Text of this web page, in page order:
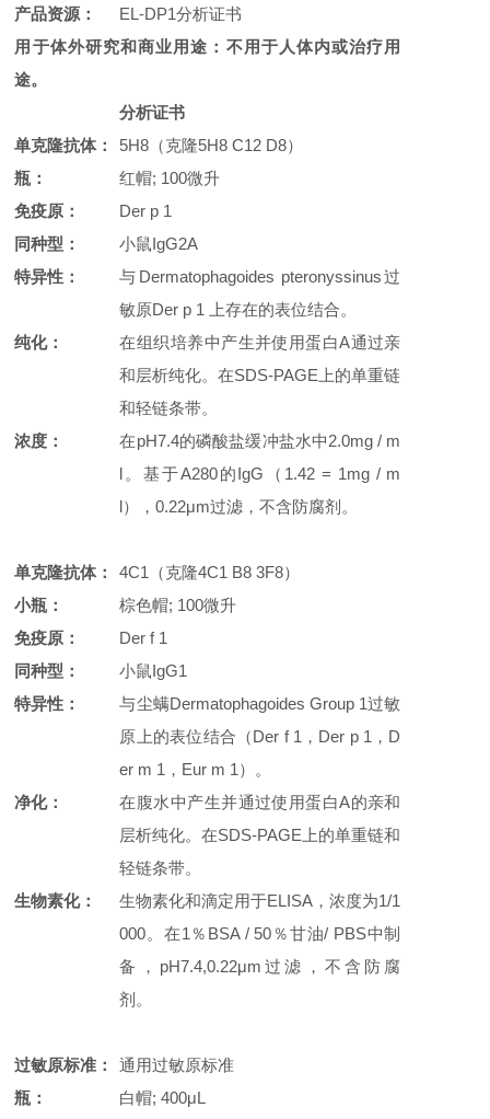
产品资源：
EL-DP1分析证书
用于体外研究和商业用途：不用于人体内或治疗用
途。
分析证书
单克隆抗体：
5H8（克隆5H8 C12 D8）
瓶：
红帽; 100微升
免疫原：
Der p 1
同种型：
小鼠IgG2A
特异性：
与Dermatophagoides pteronyssinus过
敏原Der p 1 上存在的表位结合。
纯化：
在组织培养中产生并使用蛋白A通过亲
和层析纯化。在SDS-PAGE上的单重链
和轻链条带。
浓度：
在pH7.4的磷酸盐缓冲盐水中2.0mg / m
l。基于A280的IgG（1.42 = 1mg / m
l），0.22μm过滤，不含防腐剂。
单克隆抗体：
4C1（克隆4C1 B8 3F8）
小瓶 ：
棕色帽; 100微升
免疫原 ：
Der f 1
同种型 ：
小鼠IgG1
特异性 ：
与尘螨Dermatophagoides Group 1过敏
原上的表位结合（Der f 1，Der p 1，D
er m 1，Eur m 1）。
净化：
在腹水中产生并通过使用蛋白A的亲和
层析纯化。在SDS-PAGE上的单重链和
轻链条带。
生物素化：
生物素化和滴定用于ELISA，浓度为1/1
000。在1％BSA / 50％甘油/ PBS中制
备，pH7.4,0.22μm过滤，不含防腐
剂。
过敏原标准：
通用过敏原标准
瓶：
白帽; 400μL